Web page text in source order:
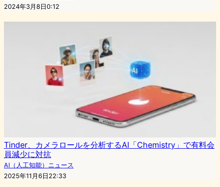
2024年3月8日0:12
Tinder、カメラロールを分析するAI「Chemistry」で有料会
員減少に対抗
AI（人工知能）ニュース
2025年11月6日22:33